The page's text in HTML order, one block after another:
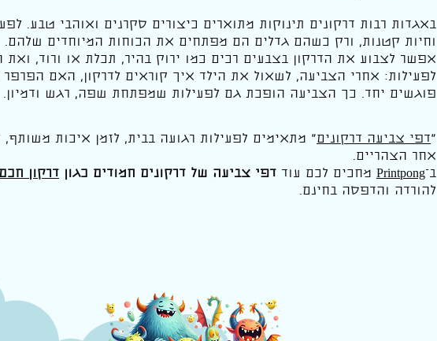
באגדות רבות דרקונים תינוקות מתוארים כיצורים סקרנים ואוהבי טבע.
וחיות קטנות, ורק כשהם גדלים הם מפתחים את הכוחות המיוחדים שלהם.
אפשר לצבוע את הדרקון בצבעים רכים כמו ירוק בהיר, תכלת או ורוד, ואת
לפעילות: אחרי הצביעה, לשאול את הילד איך קוראים לדרקון, האם
פוגשים יחד. כך הצביעה הופכת גם לפעילות שמפתחת שפה, רגש ודמיון.
"דפי צביעה דרקונים" מתאימים לפעילות רגועה בבית, לזמן איכות
אחר הצהריים.
ב־Printpong מחכים לכם עוד דפי צביעה של דרקונים חמודים כגון דרקון חכם
להורדה והדפסה בחינם.